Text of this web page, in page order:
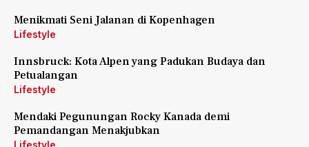
Menikmati Seni Jalanan di Kopenhagen
Lifestyle
Innsbruck: Kota Alpen yang Padukan Budaya dan
Petualangan
Lifestyle
Mendaki Pegunungan Rocky Kanada demi
Pemandangan Menakjubkan
Lifestyle